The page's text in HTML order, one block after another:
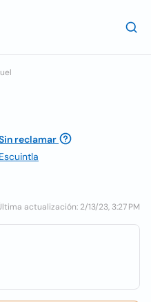
reclamar
actualización: 2/13/23, 3:27 PM